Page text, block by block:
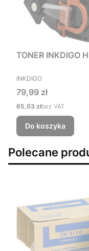
TONER INKDIGO
PRODUCENT
INKDIGO
Cena
79,99 zł
Cena
65,03 złbez VAT
Do koszyka
Polecane